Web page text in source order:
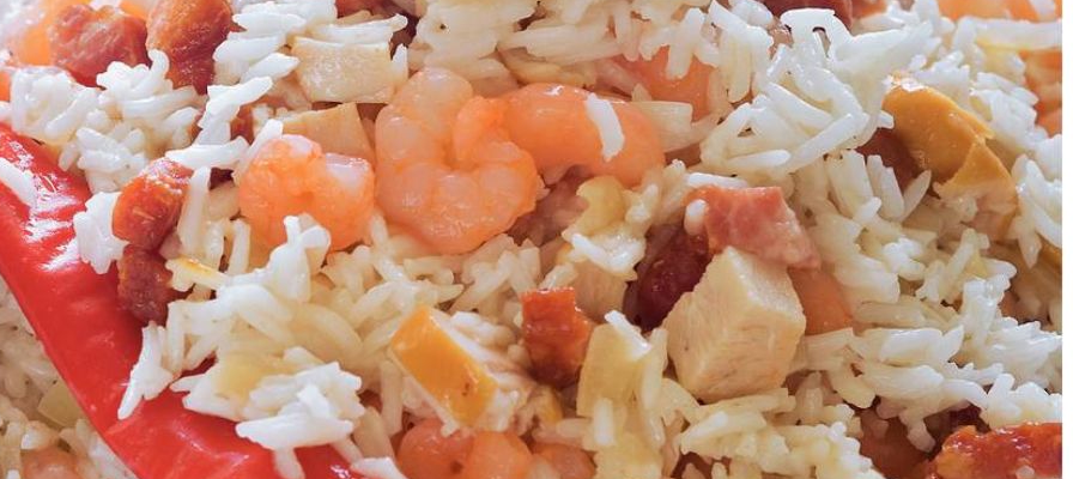
laag, duw het pepertje in de rijst en laat het gerecht met de deksel van de pan op laag vuur in 30 minuten gaar worden, eventueel op
de rijst aan de bodem gaat plakken.
Snijd alles in blokjes en meng dit met 100 ml azijn, 6 el suiker en een snufje zout.
Wat vond je van dit recept?